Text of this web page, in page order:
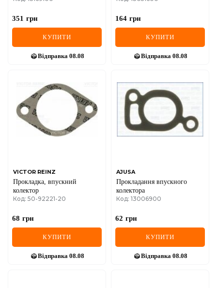
351 грн
КУПИТИ
Відправка 08.08
164 грн
КУПИТИ
Відправка 08.08
VICTOR REINZ
Прокладка, впускний
колектор
Код: 50-92221-20
68 грн
КУПИТИ
Відправка 08.08
AJUSA
Прокладання впускного
колектора
Код: 13006900
62 грн
КУПИТИ
Відправка 08.08